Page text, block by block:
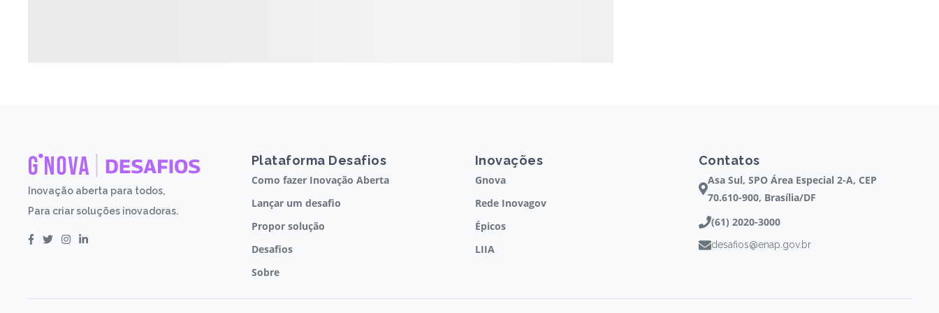
Inovação aberta para todos,
Para criar soluções inovadoras.
Plataforma Desafios
Como fazer Inovação Aberta
Lançar um desafio
Propor solução
Desafios
Sobre
Inovações
Gnova
Rede Inovagov
Épicos
LIIA
Contatos
Asa Sul, SPO Área Especial 2-A, CEP
70.610-900, Brasília/DF
(61) 2020-3000
desafios@enap.gov.br